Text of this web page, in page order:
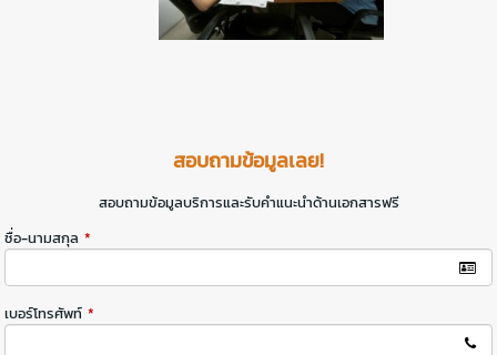
สอบถามข้อมูลเลย!
สอบถามข้อมูลบริการและรับคำแนะนำด้านเอกสารฟรี
ชื่อ-นามสกุล *
เบอร์โทรศัพท์ *